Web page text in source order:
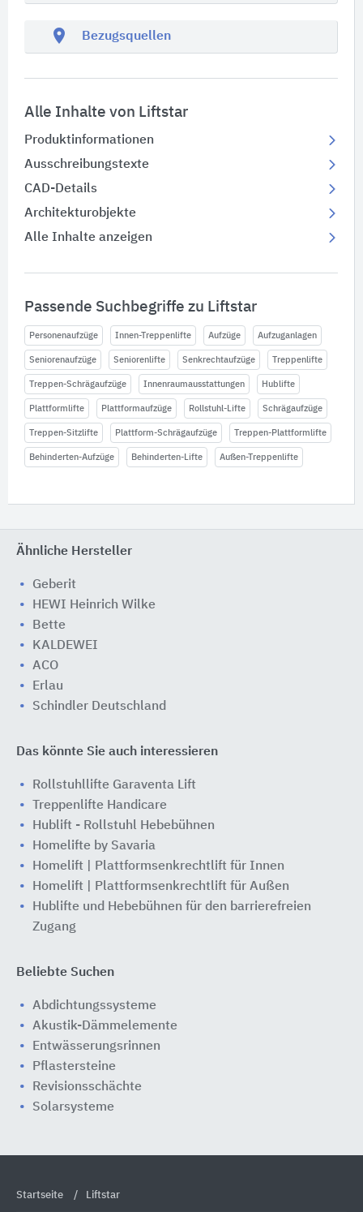
location_on Bezugsquellen
Alle Inhalte von Liftstar
Produktinformationen
Ausschreibungstexte
CAD-Details
Architekturobjekte
Alle Inhalte anzeigen
Passende Suchbegriffe zu Liftstar
Personenaufzüge Innen-Treppenlifte Aufzüge Aufzuganlagen
Seniorenaufzüge Seniorenlifte Senkrechtaufzüge Treppenlifte
Treppen-Schrägaufzüge Innenraumausstattungen Hublifte
Plattformlifte Plattformaufzüge Rollstuhl-Lifte Schrägaufzüge
Treppen-Sitzlifte Plattform-Schrägaufzüge Treppen-Plattformlifte
Behinderten-Aufzüge Behinderten-Lifte Außen-Treppenlifte
Ähnliche Hersteller
Geberit
HEWI Heinrich Wilke
Bette
KALDEWEI
ACO
Erlau
Schindler Deutschland
Das könnte Sie auch interessieren
Rollstuhllifte Garaventa Lift
Treppenlifte Handicare
Hublift - Rollstuhl Hebebühnen
Homelifte by Savaria
Homelift | Plattformsenkrechtlift für Innen
Homelift | Plattformsenkrechtlift für Außen
Hublifte und Hebebühnen für den barrierefreien
Zugang
Beliebte Suchen
Abdichtungssysteme
Akustik-Dämmelemente
Entwässerungsrinnen
Pflastersteine
Revisionsschächte
Solarsysteme
Startseite Liftstar